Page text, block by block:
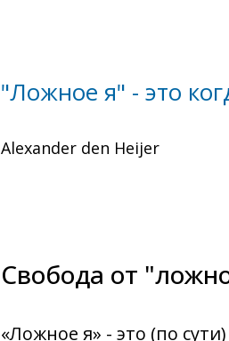
"Ложное я" - это
Alexander den Heijer
Свобода от
«Ложное я» - это (по